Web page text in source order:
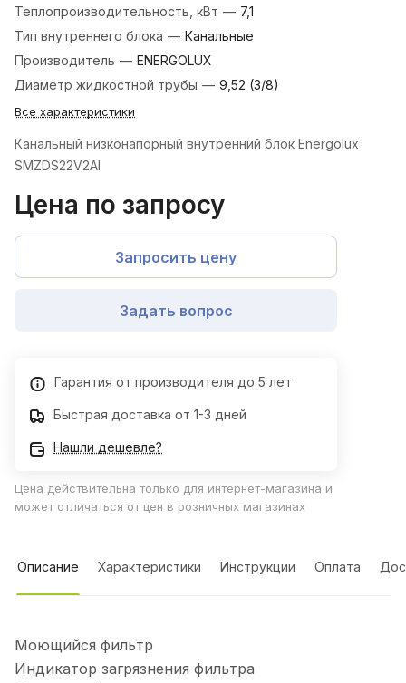
Теплопроизводительность, кВт — 7,1
Тип внутреннего блока — Канальные
Производитель — ENERGOLUX
Диаметр жидкостной трубы — 9,52 (3/8)
Все характеристики
Канальный низконапорный внутренний блок Energolux
SMZDS22V2AI
Цена по запросу
Запросить цену
Задать вопрос
Гарантия от производителя до 5 лет
Быстрая доставка от 1-3 дней
Нашли дешевле?
Цена действительна только для интернет-магазина и
может отличаться от цен в розничных магазинах
Описание Характеристики Инструкции Оплата
Моющийся фильтр
Индикатор загрязнения фильтра